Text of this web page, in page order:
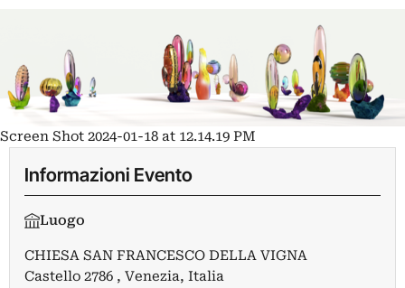
Screen Shot 2024-01-18 at 12.14.19 PM
Informazioni Evento
Luogo
CHIESA SAN FRANCESCO DELLA VIGNA
Castello 2786 , Venezia, Italia